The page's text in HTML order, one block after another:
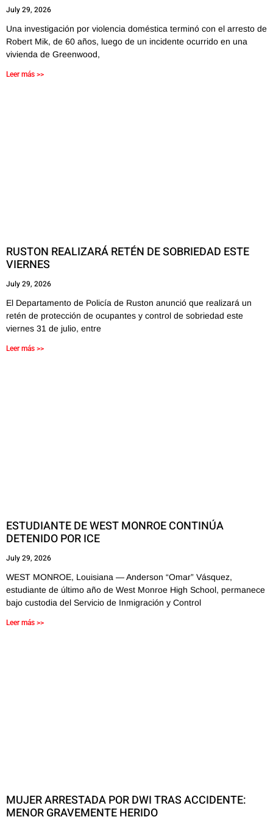
July 29, 2026
Una investigación por violencia doméstica terminó con el arresto de
Robert Mik, de 60 años, luego de un incidente ocurrido en una
vivienda de Greenwood,
Leer más >>
RUSTON REALIZARÁ RETÉN DE SOBRIEDAD ESTE
VIERNES
July 29, 2026
El Departamento de Policía de Ruston anunció que realizará un
retén de protección de ocupantes y control de sobriedad este
viernes 31 de julio, entre
Leer más >>
ESTUDIANTE DE WEST MONROE CONTINÚA
DETENIDO POR ICE
July 29, 2026
WEST MONROE, Louisiana — Anderson “Omar” Vásquez,
estudiante de último año de West Monroe High School, permanece
bajo custodia del Servicio de Inmigración y Control
Leer más >>
MUJER ARRESTADA POR DWI TRAS ACCIDENTE:
MENOR GRAVEMENTE HERIDO